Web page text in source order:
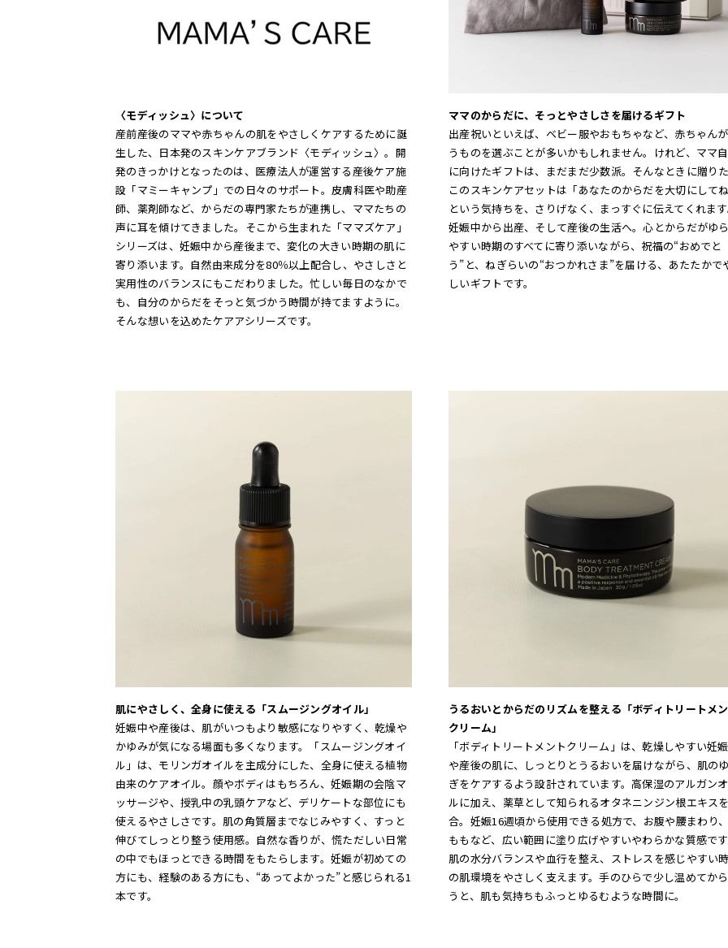
〈モディッシュ〉について
産前産後のママや赤ちゃんの肌をやさしくケアするために誕
生した、日本発のスキンケアブランド〈モディッシュ〉。開
発のきっかけとなったのは、医療法人が運営する産後ケア施
設「マミーキャンプ」での日々のサポート。皮膚科医や助産
師、薬剤師など、からだの専門家たちが連携し、ママたちの
声に耳を傾けてきました。そこから生まれた「ママズケア」
シリーズは、妊娠中から産後まで、変化の大きい時期の肌に
寄り添います。自然由来成分を80％以上配合し、やさしさと
実用性のバランスにもこだわりました。忙しい毎日のなかで
も、自分のからだをそっと気づかう時間が持てますように。
そんな想いを込めたケアアシリーズです。
ママのからだに、そっとやさしさを届けるギフト
出産祝いといえば、ベビー服やおもちゃなど、赤ちゃん
うものを選ぶことが多いかもしれません。けれど、ママ
に向けたギフトは、まだまだ少数派。そんなときに贈り
このスキンケアセットは「あなたのからだを大切にしてね
という気持ちを、さりげなく、まっすぐに伝えてくれます
妊娠中から出産、そして産後の生活へ。心とからだがゆ
やすい時期のすべてに寄り添いながら、祝福の“おめでと
う”と、ねぎらいの“おつかれさま”を届ける、あたたかで
しいギフトです。
肌にやさしく、全身に使える「スムージングオイル」
妊娠中や産後は、肌がいつもより敏感になりやすく、乾燥や
かゆみが気になる場面も多くなります。「スムージングオイ
ル」は、モリンガオイルを主成分にした、全身に使える植物
由来のケアオイル。顔やボディはもちろん、妊娠期の会陰マ
ッサージや、授乳中の乳頭ケアなど、デリケートな部位にも
使えるやさしさです。肌の角質層までなじみやすく、すっと
伸びてしっとり整う使用感。自然な香りが、慌ただしい日常
の中でもほっとできる時間をもたらします。妊娠が初めての
方にも、経験のある方にも、“あってよかった”と感じられる1
本です。
うるおいとからだのリズムを整える「ボディトリートメ
クリーム」
「ボディトリートメントクリーム」は、乾燥しやすい妊
や産後の肌に、しっとりとうるおいを届けながら、肌の
ぎをケアするよう設計されています。高保湿のアルガン
ルに加え、薬草として知られるオタネニンジン根エキス
合。妊娠16週頃から使用できる処方で、お腹や腰まわり
ももなど、広い範囲に塗り広げやすいやわらかな質感です
肌の水分バランスや血行を整え、ストレスを感じやすい
の肌環境をやさしく支えます。手のひらで少し温めてか
うと、肌も気持ちもふっとゆるむような時間に。